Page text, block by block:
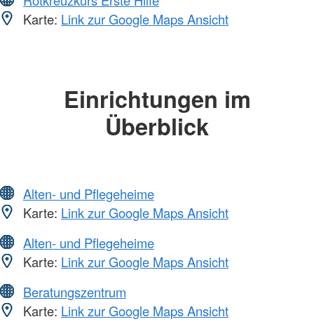
Karte: Link zur Google Maps Ansicht
Einrichtungen im
Überblick
Alten- und Pflegeheime
Karte: Link zur Google Maps Ansicht
Alten- und Pflegeheime
Karte: Link zur Google Maps Ansicht
Beratungszentrum
Karte: Link zur Google Maps Ansicht